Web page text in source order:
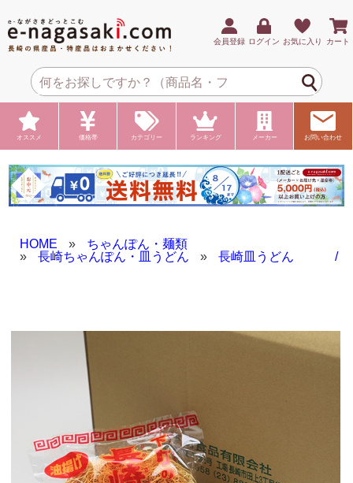
会員登録 ログイン お気に入り カート
オススメ 価格帯 カテゴリー ランキング メーカー お問い合わせ
HOME »
ちゃんぽん・麺類
»
長崎ちゃんぽん・皿うどん » 長崎皿うどん /